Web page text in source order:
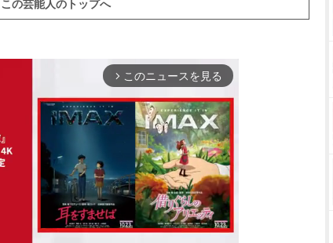
この芸能人のトップへ
arrow_forward_ios このニュースを見る